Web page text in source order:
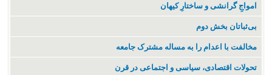
‌امواجِ گرانشی و ساختارِ کیهان
بی‌ثباتان بخش دوم
مخالفت با اعدام را به مساله مشترک جامعه
تحولات اقتصادی، سیاسی و اجتماعی در قرن